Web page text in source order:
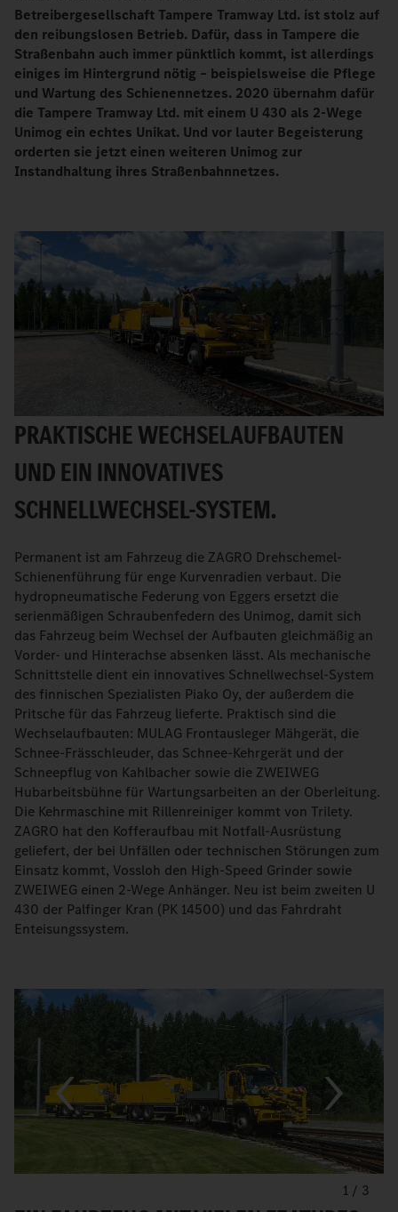
Betreibergesellschaft Tampere Tramway Ltd. ist stolz auf
den reibungslosen Betrieb. Dafür, dass in Tampere die
Straßenbahn auch immer pünktlich kommt, ist allerdings
einiges im Hintergrund nötig – beispielsweise die Pflege
und Wartung des Schienennetzes. 2020 übernahm dafür
die Tampere Tramway Ltd. mit einem U 430 als 2-Wege
Unimog ein echtes Unikat. Und vor lauter Begeisterung
orderten sie jetzt einen weiteren Unimog zur
Instandhaltung ihres Straßenbahnnetzes.
PRAKTISCHE WECHSELAUFBAUTEN
UND EIN INNOVATIVES
SCHNELLWECHSEL-SYSTEM.
Permanent ist am Fahrzeug die ZAGRO Drehschemel-
Schienenführung für enge Kurvenradien verbaut. Die
hydropneumatische Federung von Eggers ersetzt die
serienmäßigen Schraubenfedern des Unimog, damit sich
das Fahrzeug beim Wechsel der Aufbauten gleichmäßig an
Vorder- und Hinterachse absenken lässt. Als mechanische
Schnittstelle dient ein innovatives Schnellwechsel-System
des finnischen Spezialisten Piako Oy, der außerdem die
Pritsche für das Fahrzeug lieferte. Praktisch sind die
Wechselaufbauten: MULAG Frontausleger Mähgerät, die
Schnee-Frässchleuder, das Schnee-Kehrgerät und der
Schneepflug von Kahlbacher sowie die ZWEIWEG
Hubarbeitsbühne für Wartungsarbeiten an der Oberleitung.
Die Kehrmaschine mit Rillenreiniger kommt von Trilety.
ZAGRO hat den Kofferaufbau mit Notfall-Ausrüstung
geliefert, der bei Unfällen oder technischen Störungen zum
Einsatz kommt, Vossloh den High-Speed Grinder sowie
ZWEIWEG einen 2-Wege Anhänger. Neu ist beim zweiten U
430 der Palfinger Kran (PK 14500) und das Fahrdraht
Enteisungssystem.
1 / 3